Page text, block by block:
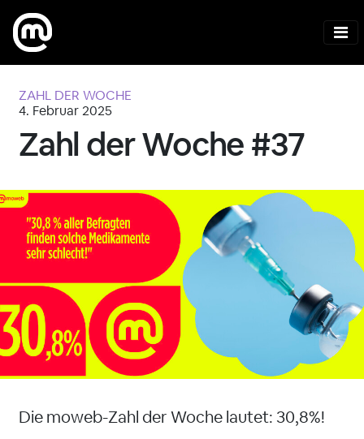
ZAHL DER WOCHE
4. Februar 2025
Zahl der Woche #37
Die moweb-Zahl der Woche lautet: 30,8%!